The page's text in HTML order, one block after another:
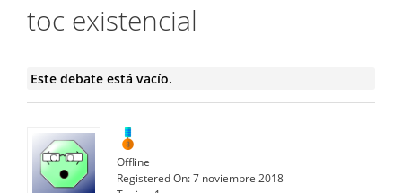
toc existencial
Este debate está vacío.
Offline
Registered On:7 noviembre 2018